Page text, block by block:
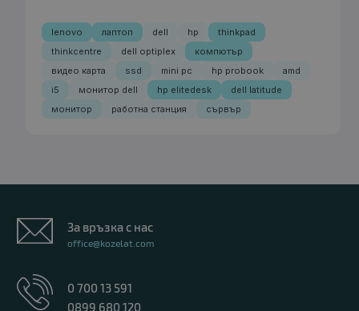
lenovo лаптоп dell hp
thinkpad
thinkcentre
dell optiplex
компютър
видео карта
ssd mini pc hp probook
amd
i5
монитор dell hp elitedesk
dell latitude
монитор
работна станция сървър
За връзка с нас
office@kozelat.com
0 700 13 591
0899 680 120